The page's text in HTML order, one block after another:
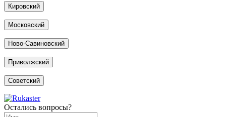
Кировский
Московский
Ново-Савиновский
Приволжский
Советский
Остались вопросы?